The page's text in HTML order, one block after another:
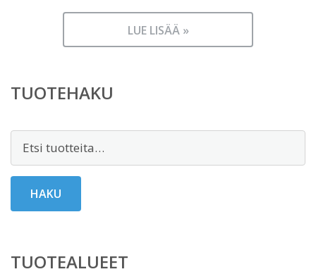
LUE LISÄÄ »
TUOTEHAKU
Etsi:
HAKU
TUOTEALUEET